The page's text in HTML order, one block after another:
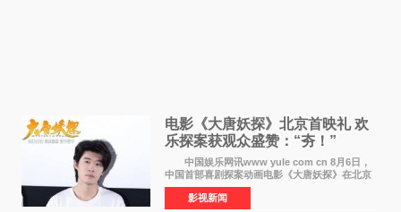
电影《大唐妖探》北京首映礼 欢
乐探案获观众盛赞：“夯！”
中国娱乐网讯www yule com cn 8月6日，
中国首部喜剧探案动画电影《大唐妖探》在北京
举办电影首映礼。导演程腾、联合导演黄珉、总
制片人曹紫建、制片人李莹莹，配音导演张喆，
影视新闻